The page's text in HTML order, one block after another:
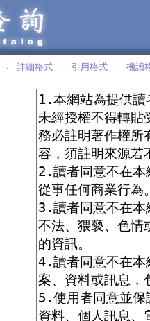
‧ 詳細格式 ‧ 引用格式 ‧ 機讀